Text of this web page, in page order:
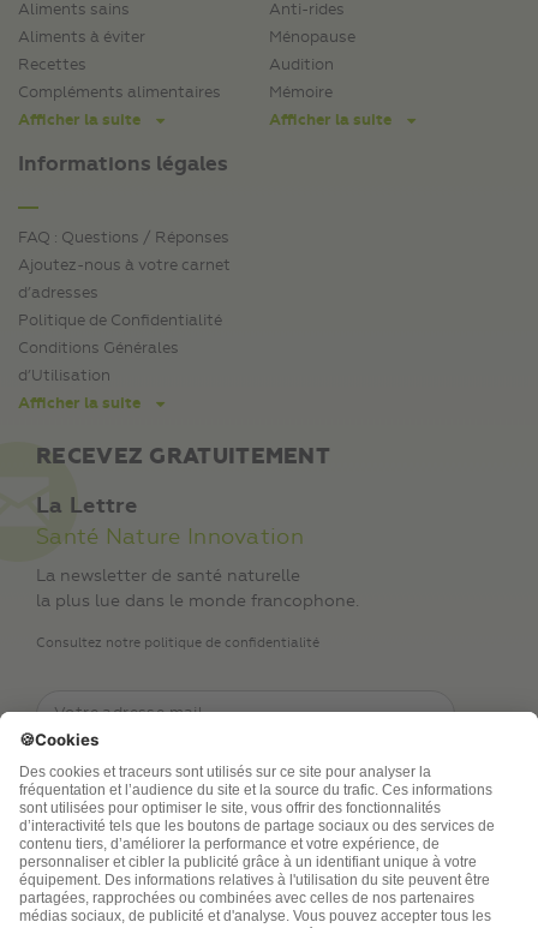
Aliments sains
Aliments à éviter
Recettes
Compléments alimentaires
Afficher la suite
Informations légales
FAQ : Questions / Réponses
Ajoutez-nous à votre carnet
d’adresses
Politique de Confidentialité
Conditions Générales
d’Utilisation
Afficher la suite
Anti-rides
Ménopause
Audition
Mémoire
Afficher la suite
RECEVEZ GRATUITEMENT
La Lettre
Santé Nature Innovation
La newsletter de santé naturelle
la plus lue dans le monde francophone.
Consultez notre politique de confidentialité
TSA Publications SA collecte mes nom, prénom,
adresse de messagerie électronique et numéro de
téléphone afin de répondre aux demandes de
renseignements. Ce traitement est nécessaire à
l’exécution des mesures sollicitées. Pour en savoir